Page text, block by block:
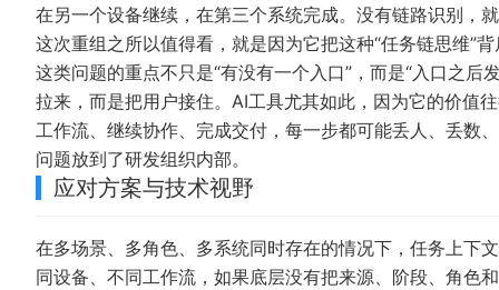
在另一个设备继续，在第三个系统完成。没有链路识别，
这次重组之所以值得看，就是因为它把这种“任务链思维”
这类问题的重点不只是“有没有一个入口”，而是“入口之
拉来，而是把用户接住。AI工具尤其如此，因为它的价值
工作流、继续协作、完成交付，每一步都可能丢人、丢数
问题放到了研发组织内部。
应对方案与技术视野
在多场景、多角色、多系统同时存在的情况下，任务上下
同设备、不同工作流，如果底层没有把来源、阶段、角色